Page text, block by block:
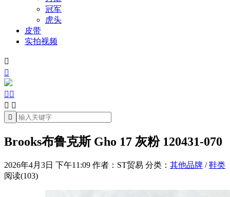
冠军
虎头
皮带
实拍视频


 
 

Brooks布鲁克斯 Gho 17 灰粉 120431-070
2026年4月3日 下午11:09 作者：ST贸易 分类： 其他品牌 /鞋类
阅读(103)